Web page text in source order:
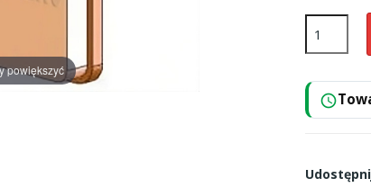
powiększyć
schedule